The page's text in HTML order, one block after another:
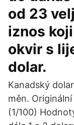
od 23
iznos
okvir s
dolar.
Kanadský
měn.
(1/100)